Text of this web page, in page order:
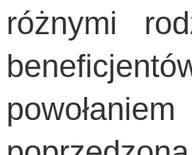
różnymi